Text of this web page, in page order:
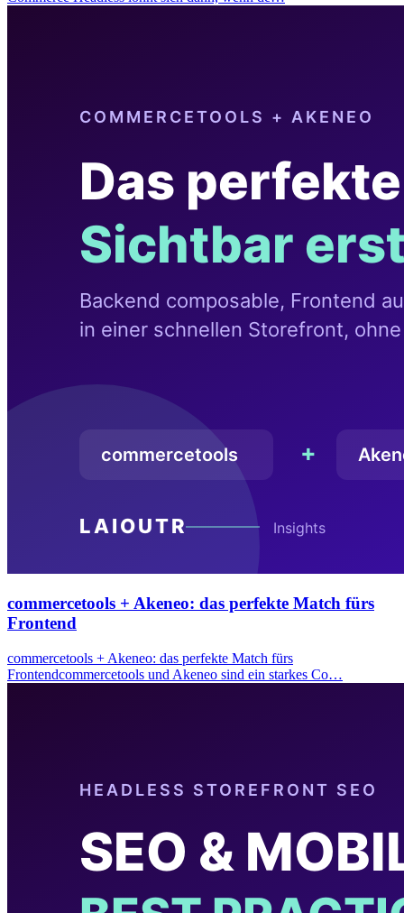
commercetools + Akeneo: das perfekte Match fürs
Frontend
commercetools + Akeneo: das perfekte Match fürs
Frontendcommercetools und Akeneo sind ein starkes Co…